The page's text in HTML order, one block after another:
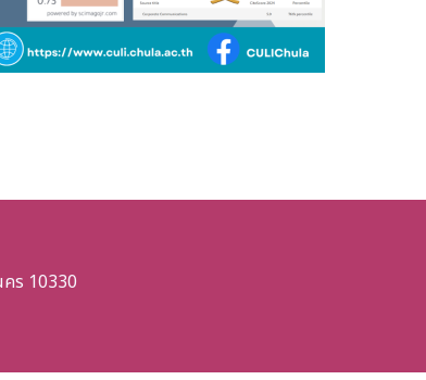
ร 10330